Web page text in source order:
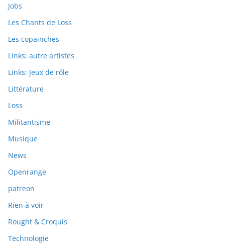
Jobs
Les Chants de Loss
Les copainches
Links: autre artistes
Links: Jeux de rôle
Littérature
Loss
Militantisme
Musique
News
Openrange
patreon
Rien à voir
Rought & Croquis
Technologie